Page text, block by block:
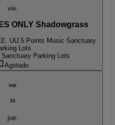
vie.
ONLY Shadowgrass
UU.5 Points Music Sanctuary
Lots
Parking Lots
Agotado
sep
24
jue.